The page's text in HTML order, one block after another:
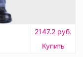
2147.2 руб.
Купить